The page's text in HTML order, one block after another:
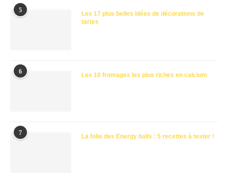
5
Les 17 plus belles idées de décorations de
tartes
6 Les 10 fromages les plus riches en calcium
7 La folie des Energy balls : 5 recettes à tester !